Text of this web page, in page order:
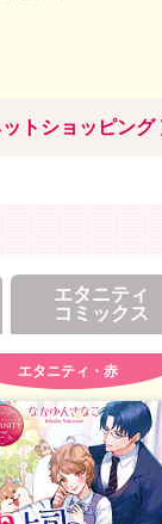
トショッピング
エタニティ
コミックス
エタニティ・赤